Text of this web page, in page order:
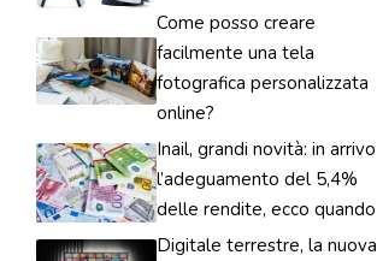
Come posso creare
facilmente una tela
fotografica personalizzata
online?
Inail, grandi novità: in arrivo
l’adeguamento del 5,4%
delle rendite, ecco quando
Digitale terrestre, la nuova